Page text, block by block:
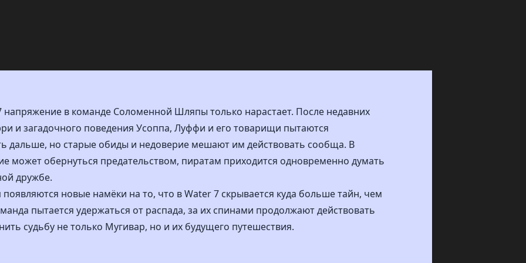
напряжение в команде Соломенной Шляпы только нарастает. После недавних
и загадочного поведения Усоппа, Луффи и его товарищи пытаются
дальше, но старые обиды и недоверие мешают им действовать сообща. В
может обернуться предательством, пиратам приходится одновременно думать
дружбе.
новые намёки на то, что в Water 7 скрывается куда больше тайн, чем
пытается удержаться от распада, за их спинами продолжают действовать
судьбу не только Мугивар, но и их будущего путешествия.